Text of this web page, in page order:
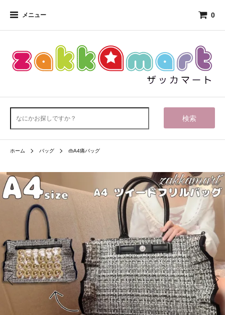
メニュー 0
検索
ホーム バッグ 👜A4痛バッグ